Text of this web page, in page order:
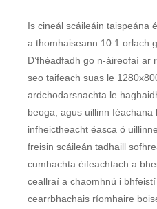
Is cineál scáileáin taispeána
a thomhaiseann 10.1 orlach
D’fhéadfadh go n-áireofaí ar
seo taifeach suas le
ardchodarsnachta le
beoga, agus uillinn féachana
infheictheacht éasca ó
freisin scáileán tadhaill
cumhachta éifeachtach a
ceallraí a chaomhnú i
cearrbhachais ríomhaire